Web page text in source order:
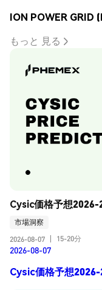
ION POWER GRID
もっと 見る
Cysic価格予想2026-
市場洞察
2026-08-07
15-20分
2026-08-07
Cysic価格予想